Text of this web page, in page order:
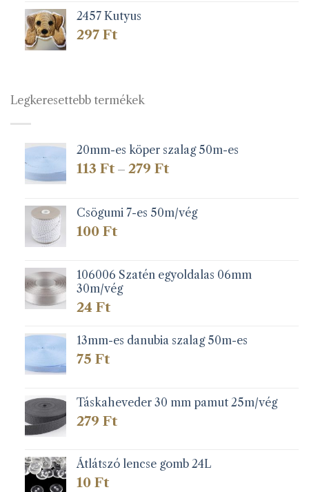
2457 Kutyus
297 Ft
Legkeresettebb termékek
20mm-es köper szalag 50m-es
113 Ft – 279 FtÁrtartomány:
279 Ft
Csögumi 7-es 50m/vég
100 Ft
106006 Szatén egyoldalas 06mm
30m/vég
24 Ft
13mm-es danubia szalag 50m-es
75 Ft
Táskaheveder 30 mm pamut 25m/vég
279 Ft
Átlátszó lencse gomb 24L
10 Ft